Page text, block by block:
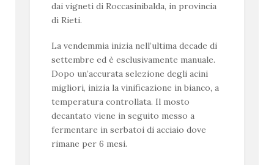
dai vigneti di Roccasinibalda, in provincia
di Rieti.
La vendemmia inizia nell’ultima decade di
settembre ed è esclusivamente manuale.
Dopo un’accurata selezione degli acini
migliori, inizia la vinificazione in bianco, a
temperatura controllata. Il mosto
decantato viene in seguito messo a
fermentare in serbatoi di acciaio dove
rimane per 6 mesi.